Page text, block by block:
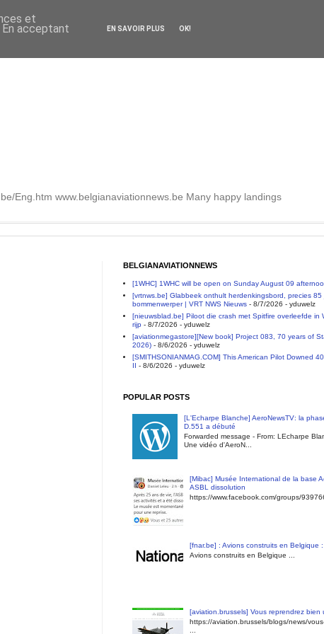
Eng.htm www.belgianaviationnews.be Many happy landings
BELGIANAVIATIONNEWS
[1WHC] 1WHC will be open on Sunday August 09
[vrtnws.be] Glabbeek onthult herdenkingsbord, precies 85
bommenwerper | VRT NWS Nieuws- 8/7/2026 - yduwelz
[nieuwsblad.be] Piloot die crash met Spitfire overleefde in
rijp- 8/7/2026 - yduwelz
[aviationmegastore][New book] Project 083, 70 years of
2026)- 8/6/2026 - yduwelz
[SMITHSONIANMAG.COM] This American Pilot Downed
II - 8/6/2026 - yduwelz
POPULAR POSTS
[L'Echarpe Blanche] AeroNewsTV: la
D.551 a débuté
Forwarded message - From: LEcharpe
Une vidéo d'AeroN...
[Mibac] Musée International de la base
ASBL dissolution
https://www.facebook.com/groups/
[fnar.be] : Avions construits en Belgique
Avions construits en Belgique ...
[aviation.brussels] Vous reprendrez bien
https://aviation.brussels/blogs/news/
et
acceptant EN SAVOIR PLUS OK!